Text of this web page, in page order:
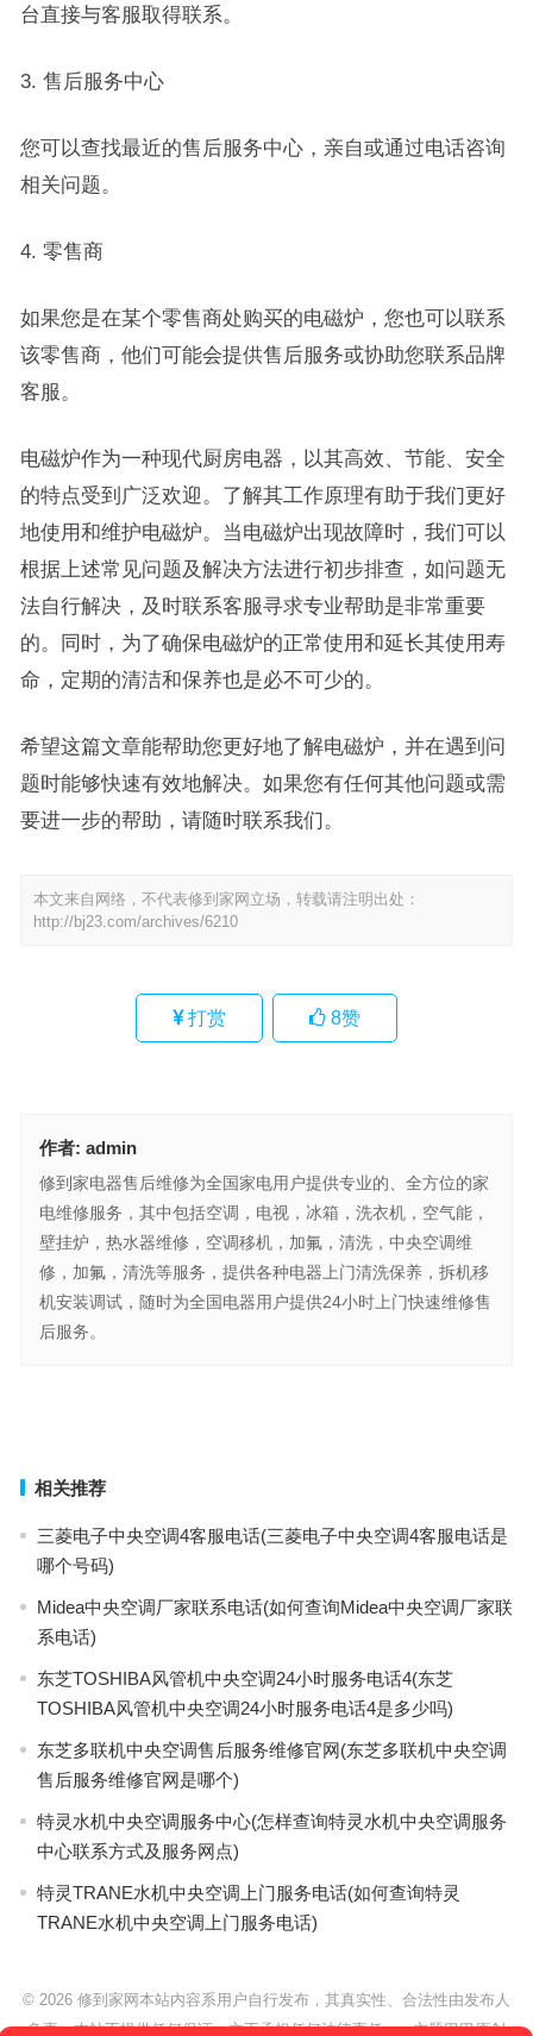
台直接与客服取得联系。
3. 售后服务中心
您可以查找最近的售后服务中心，亲自或通过电话咨询
相关问题。
4. 零售商
如果您是在某个零售商处购买的电磁炉，您也可以联系
该零售商，他们可能会提供售后服务或协助您联系品牌
客服。
电磁炉作为一种现代厨房电器，以其高效、节能、安全
的特点受到广泛欢迎。了解其工作原理有助于我们更好
地使用和维护电磁炉。当电磁炉出现故障时，我们可以
根据上述常见问题及解决方法进行初步排查，如问题无
法自行解决，及时联系客服寻求专业帮助是非常重要
的。同时，为了确保电磁炉的正常使用和延长其使用寿
命，定期的清洁和保养也是必不可少的。
希望这篇文章能帮助您更好地了解电磁炉，并在遇到问
题时能够快速有效地解决。如果您有任何其他问题或需
要进一步的帮助，请随时联系我们。
本文来自网络，不代表修到家网立场，转载请注明出处：
http://bj23.com/archives/6210
打赏 8赞
作者: admin
修到家电器售后维修为全国家电用户提供专业的、全方位的家
电维修服务，其中包括空调，电视，冰箱，洗衣机，空气能，
壁挂炉，热水器维修，空调移机，加氟，清洗，中央空调维
修，加氟，清洗等服务，提供各种电器上门清洗保养，拆机移
机安装调试，随时为全国电器用户提供24小时上门快速维修售
后服务。
相关推荐
三菱电子中央空调4客服电话(三菱电子中央空调4客服电话是
哪个号码)
Midea中央空调厂家联系电话(如何查询Midea中央空调厂家联
系电话)
东芝TOSHIBA风管机中央空调24小时服务电话4(东芝
TOSHIBA风管机中央空调24小时服务电话4是多少吗)
东芝多联机中央空调售后服务维修官网(东芝多联机中央空调
售后服务维修官网是哪个)
特灵水机中央空调服务中心(怎样查询特灵水机中央空调服务
中心联系方式及服务网点)
特灵TRANE水机中央空调上门服务电话(如何查询特灵
TRANE水机中央空调上门服务电话)
© 2026 修到家网本站内容系用户自行发布，其真实性、合法性由发布人
负责，本站不提供任何保证，亦不承担任何法律责任。- 主题巴巴原创